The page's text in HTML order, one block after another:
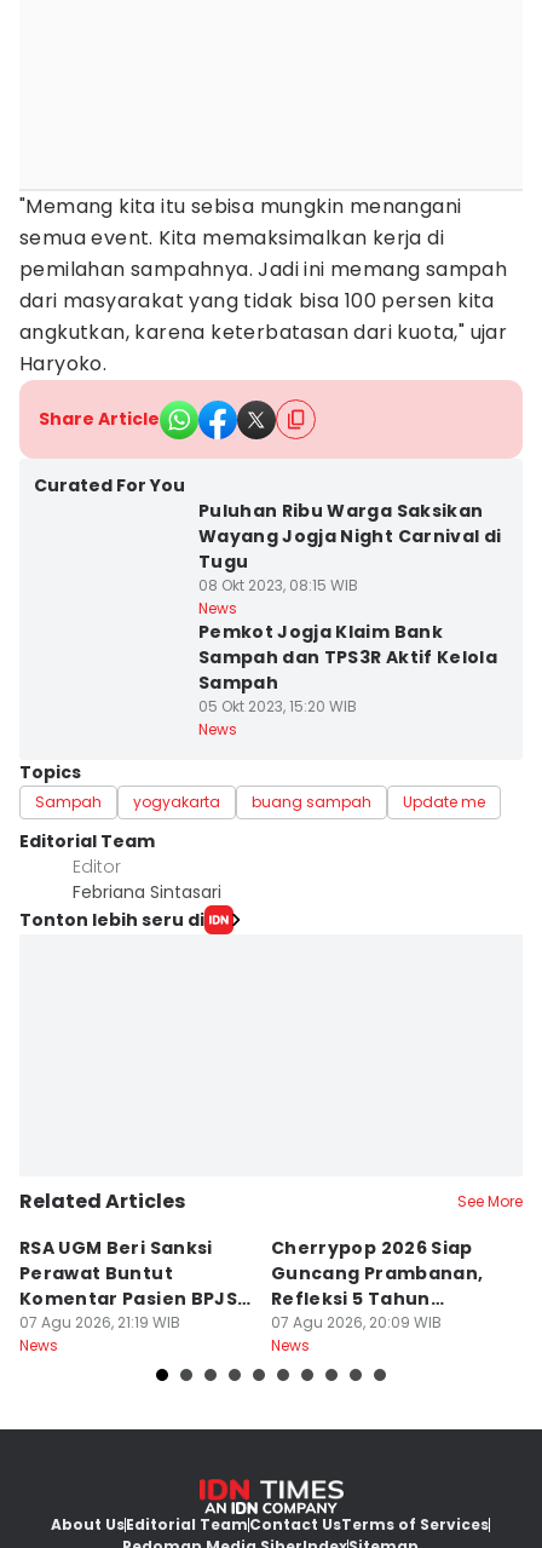
"Memang kita itu sebisa mungkin menangani
semua event. Kita memaksimalkan kerja di
pemilahan sampahnya. Jadi ini memang sampah
dari masyarakat yang tidak bisa 100 persen kita
angkutkan, karena keterbatasan dari kuota," ujar
Haryoko.
Share Article
Curated For You
Puluhan Ribu Warga Saksikan
Wayang Jogja Night Carnival di
Tugu
08 Okt 2023, 08:15 WIB
News
Pemkot Jogja Klaim Bank
Sampah dan TPS3R Aktif Kelola
Sampah
05 Okt 2023, 15:20 WIB
News
Topics
Sampah yogyakarta buang sampah Update me
Editorial Team
Editor
Febriana Sintasari
Tonton lebih seru di
Related Articles See More
RSA UGM Beri Sanksi
Perawat Buntut
Komentar Pasien BPJS
di Medsos
07 Agu 2026, 21:19 WIB
News
Cherrypop 2026 Siap
Guncang Prambanan,
Refleksi 5 Tahun
Perjalanan
07 Agu 2026, 20:09 WIB
News
About UsEditorial TeamContact UsTerms of Services